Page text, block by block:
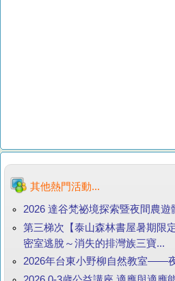
其他熱門活動...
2026 達谷梵祕境探索暨夜間農遊
第三梯次【泰山森林書屋暑期限
密室逃脫～消失的排灣族三寶...
2026年台東小野柳自然教室——